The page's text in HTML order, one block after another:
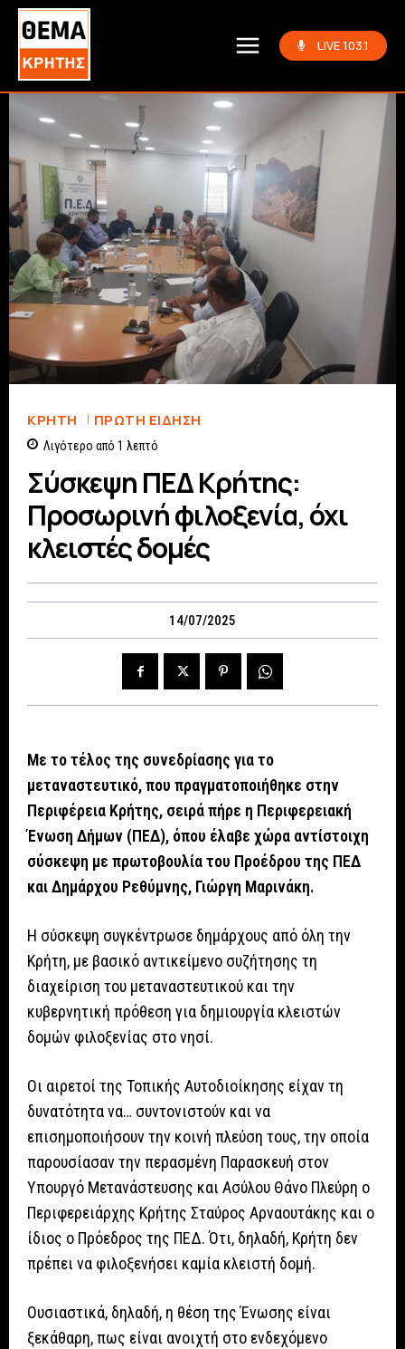
LIVE 103.1
ΚΡΗΤΗ ΠΡΏΤΗ ΕΊΔΗΣΗ
Λιγότερο από 1 λεπτό
Σύσκεψη ΠΕΔ Κρήτης:
Προσωρινή φιλοξενία, όχι
κλειστές δομές
14/07/2025
Με το τέλος της συνεδρίασης για το
μεταναστευτικό, που πραγματοποιήθηκε στην
Περιφέρεια Κρήτης, σειρά πήρε η Περιφερειακή
Ένωση Δήμων (ΠΕΔ), όπου έλαβε χώρα αντίστοιχη
σύσκεψη με πρωτοβουλία του Προέδρου της ΠΕΔ
και Δημάρχου Ρεθύμνης, Γιώργη Μαρινάκη.
Η σύσκεψη συγκέντρωσε δημάρχους από όλη την
Κρήτη, με βασικό αντικείμενο συζήτησης τη
διαχείριση του μεταναστευτικού και την
κυβερνητική πρόθεση για δημιουργία κλειστών
δομών φιλοξενίας στο νησί.
Οι αιρετοί της Τοπικής Αυτοδιοίκησης είχαν τη
δυνατότητα να… συντονιστούν και να
επισημοποιήσουν την κοινή πλεύση τους, την οποία
παρουσίασαν την περασμένη Παρασκευή στον
Υπουργό Μετανάστευσης και Ασύλου Θάνο Πλεύρη ο
Περιφερειάρχης Κρήτης Σταύρος Αρναουτάκης και ο
ίδιος ο Πρόεδρος της ΠΕΔ. Ότι, δηλαδή, Κρήτη δεν
πρέπει να φιλοξενήσει καμία κλειστή δομή.
Ουσιαστικά, δηλαδή, η θέση της Ένωσης είναι
ξεκάθαρη, πως είναι ανοιχτή στο ενδεχόμενο